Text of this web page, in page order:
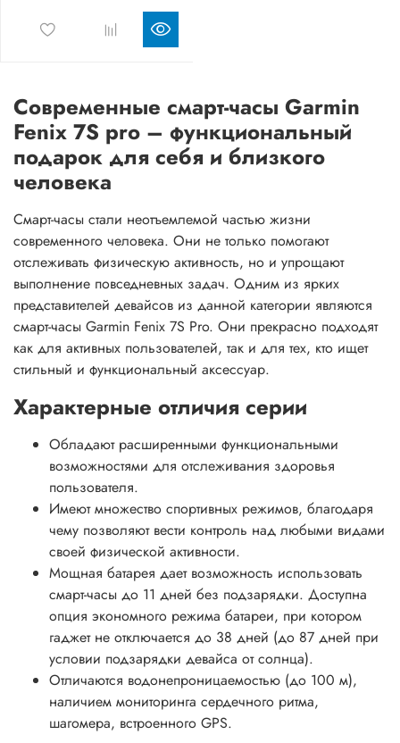
Современные смарт-часы Garmin
Fenix 7S pro – функциональный
подарок для себя и близкого
человека
Смарт-часы стали неотъемлемой частью жизни
современного человека. Они не только помогают
отслеживать физическую активность, но и упрощают
выполнение повседневных задач. Одним из ярких
представителей девайсов из данной категории являются
смарт-часы Garmin Fenix 7S Pro. Они прекрасно подходят
как для активных пользователей, так и для тех, кто ищет
стильный и функциональный аксессуар.
Характерные отличия серии
Обладают расширенными функциональными
возможностями для отслеживания здоровья
пользователя.
Имеют множество спортивных режимов, благодаря
чему позволяют вести контроль над любыми видами
своей физической активности.
Мощная батарея дает возможность использовать
смарт-часы до 11 дней без подзарядки. Доступна
опция экономного режима батареи, при котором
гаджет не отключается до 38 дней (до 87 дней при
условии подзарядки девайса от солнца).
Отличаются водонепроницаемостью (до 100 м),
наличием мониторинга сердечного ритма,
шагомера, встроенного GPS.